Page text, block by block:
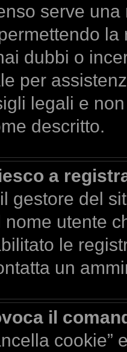
serve
dubbi o
per
legali e
descritto.
a
gestore del
utente
le
un
il